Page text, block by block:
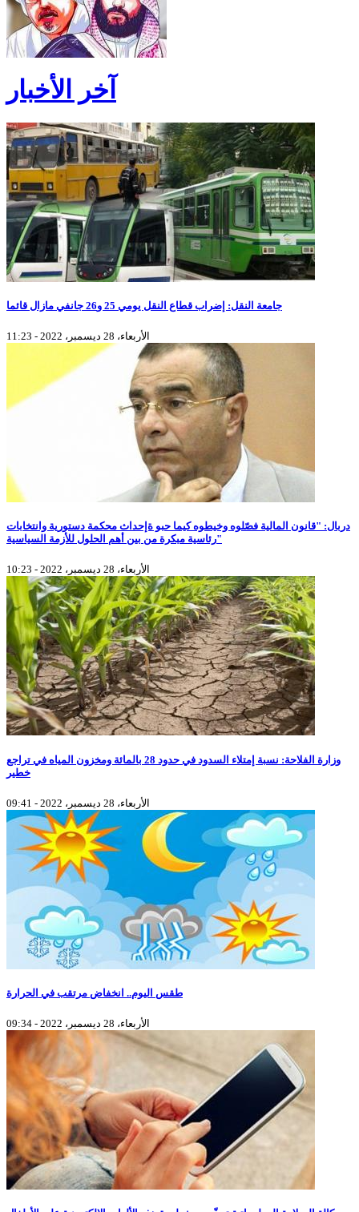
آخر الأخبار
جامعة النقل: إضراب قطاع النقل يومي 25 و26 جانفي مازال قائما
الأربعاء، 28 ديسمبر، 2022 - 11:23
دربال: "قانون المالية فصّلوه وخيطوه كيما حبو ةإحداث محكمة دستورية وانتخابات
رئاسية مبكرة من بين أهم الحلول للأزمة السياسية"
الأربعاء، 28 ديسمبر، 2022 - 10:23
وزارة الفلاحة: نسبة إمتلاء السدود في حدود 28 بالمائة ومخزون المياه في تراجع
خطير
الأربعاء، 28 ديسمبر، 2022 - 09:41
طقس اليوم.. انخفاض مرتقب في الحرارة
الأربعاء، 28 ديسمبر، 2022 - 09:34